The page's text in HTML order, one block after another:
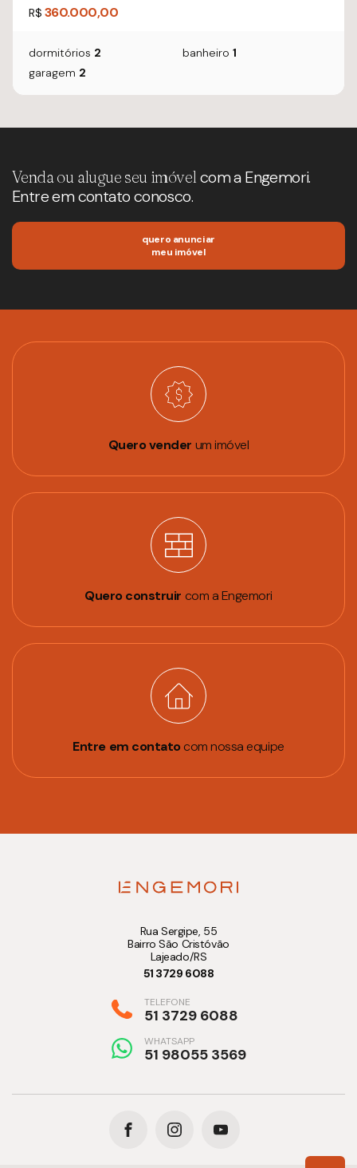
R$ 360.000,00
dormitórios 2 banheiro 1
garagem 2
Venda ou alugue seu imóvel com a Engemori.
Entre em contato conosco.
quero anunciar
meu imóvel
Quero vender um imóvel
Quero construir com a Engemori
Entre em contatocom nossa equipe
Rua Sergipe, 55
Bairro São Cristóvão
Lajeado/RS
51 3729 6088
TELEFONE
51 3729 6088
WHATSAPP
51 98055 3569